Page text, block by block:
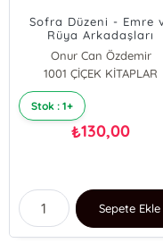
Sofra Düzeni - Emre
Rüya Arkadaşları
Onur Can Özdemir
1001 ÇİÇEK KİTAPLAR
Stok : 1+
₺130,00
Sepete Ekle